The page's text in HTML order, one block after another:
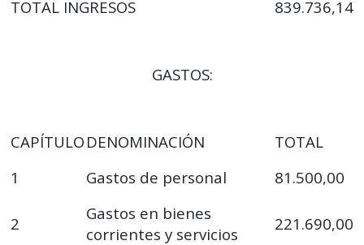
TOTAL INGRESOS
839.736,14
GASTOS:
CAPÍTULO DENOMINACIÓN
TOTAL
1
Gastos de personal 81.500,00
2
Gastos en bienes
corrientes y servicios
221.690,00